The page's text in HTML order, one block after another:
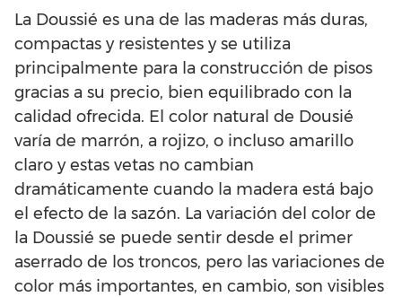
La Doussié es una de las maderas más duras,
compactas y resistentes y se utiliza
principalmente para la construcción de pisos
gracias a su precio, bien equilibrado con la
calidad ofrecida. El color natural de Dousié
varía de marrón, a rojizo, o incluso amarillo
claro y estas vetas no cambian
dramáticamente cuando la madera está bajo
el efecto de la sazón. La variación del color de
la Doussié se puede sentir desde el primer
aserrado de los troncos, pero las variaciones de
color más importantes, en cambio, son visibles